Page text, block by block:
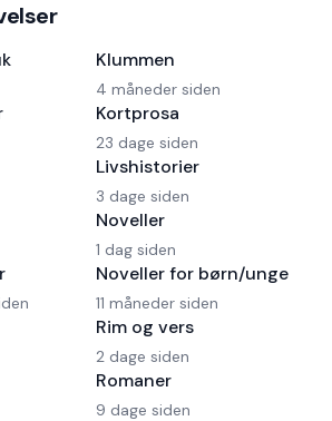
Klummen
4 måneder siden
Kortprosa
23 dage siden
Livshistorier
3 dage siden
Noveller
1 dag siden
Noveller for børn/unge
11 måneder siden
Rim og vers
2 dage siden
Romaner
9 dage siden